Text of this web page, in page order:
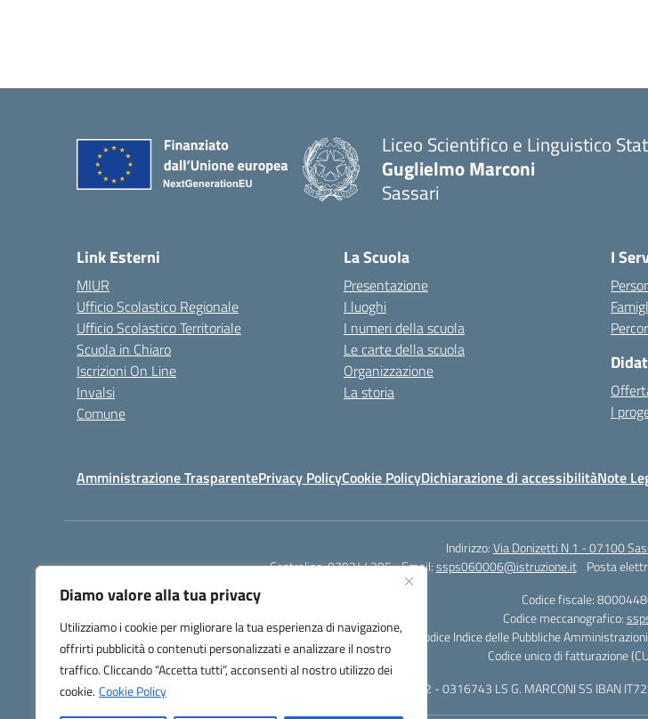
Diamo valore alla tua privacy
Utilizziamo i cookie per migliorare la tua esperienza di navigazione,
offrirti pubblicità o contenuti personalizzati e analizzare il nostro
traffico. Cliccando “Accetta tutti”, acconsenti al nostro utilizzo dei
cookie. Cookie Policy
Liceo Scientifico e Linguistico
Guglielmo Marconi
Sassari
Link Esterni
MIUR
Ufficio Scolastico Regionale
Ufficio Scolastico Territoriale
Scuola in Chiaro
Iscrizioni On Line
Invalsi
Comune
La Scuola
Presentazione
I luoghi
I numeri della scuola
Le carte della scuola
Organizzazione
La storia
I
I
Amministrazione TrasparentePrivacy PolicyCookie PolicyDichiarazione di accessibilitàNote
Indirizzo:Via Donizetti N 1 - 07100
Centralino:079244305 Email:ssps060006@istruzione.it Posta
Codice fiscale:
Codice meccanografico:
Codice Indice delle Pubbliche
Codice unico di fatturazione
TU - 522 - 0316743 LS G. MARCONI SS IBAN